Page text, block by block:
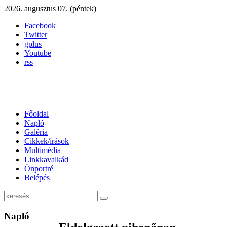
2026. augusztus 07. (péntek)
Facebook
Twitter
gplus
Youtube
rss
Főoldal
Napló
Galéria
Cikkek/írások
Multimédia
Linkkavalkád
Önportré
Belépés
Napló